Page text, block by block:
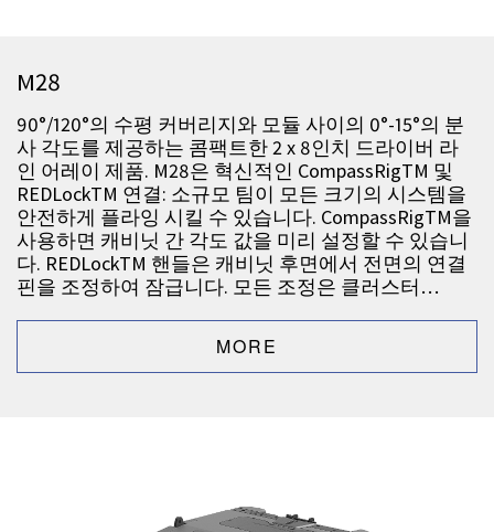
M28
90°/120°의 수평 커버리지와 모듈 사이의 0°-15°의 분
사 각도를 제공하는 콤팩트한 2 x 8인치 드라이버 라
인 어레이 제품. M28은 혁신적인 CompassRigTM 및
REDLockTM 연결: 소규모 팀이 모든 크기의 시스템을
안전하게 플라잉 시킬 수 있습니다. CompassRigTM을
사용하면 캐비닛 간 각도 값을 미리 설정할 수 있습니
다. REDLockTM 핸들은 캐비닛 후면에서 전면의 연결
핀을 조정하여 잠급니다. 모든 조정은 클러스터…